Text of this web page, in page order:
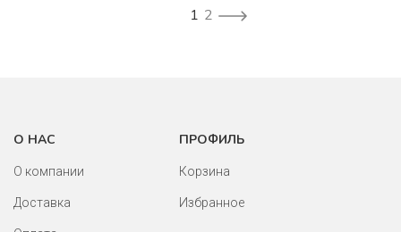
1 2
О НАС
О компании
Доставка
ПРОФИЛЬ
Корзина
Избранное